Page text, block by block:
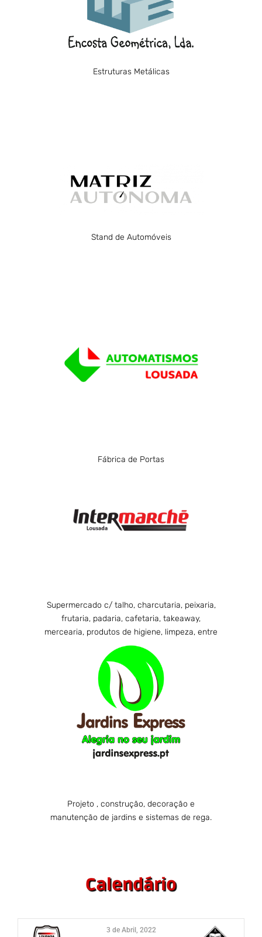
Estruturas Metálicas
ferro(pavilhões industriais), coberturas,
revestimentos, escadas metálicas, caixilharias
em aluminio e PVC, todo o tipo de trabalhos em
inox, portões. Visite-nos!!!!
Stand de Automóveis
Desempenhamos as nossas funções tendo por
base três pilares: satisfação do cliente, serviço
Visitar
Fábrica de Portas
Automatismos de Lousada tem 16 anos, tendo
sido constituída em 28/02/2008.
Supermercado c/ talho, charcutaria, peixaria,
frutaria, padaria, cafetaria, takeaway,
mercearia, produtos de higiene, limpeza, entre
outros serviços.
Supermercado c/ talho, charcutaria, peixaria,
Visitar
Projeto , construção, decoração e
manutenção de jardins e sistemas de rega.
Jardins Express
Jardins Express by José Capela. Com mais de
20 anos de prática, dedica-se à construção de
espaços verdes e à partilha de conhecimentos
para ajudar outros.
Calendário
3 de Abril, 2022